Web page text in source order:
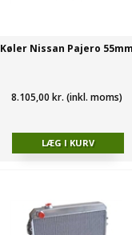
Køler Nissan Pajero 55mm
8.105,00 kr. (inkl. moms)